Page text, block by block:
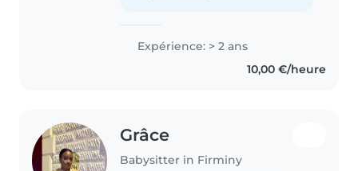
Expérience: > 2 ans
10,00 €/heure
Grâce
Babysitter in Firminy